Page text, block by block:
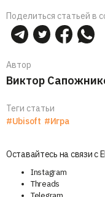
Поделиться статьей в
Автор
Виктор
Теги статьи
#Ubisoft #Игра
Оставайтесь на связи с
Instagram
Threads